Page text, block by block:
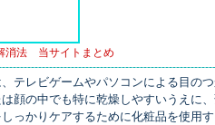
消法 当サイトまとめ
テレビゲームやパソコンによる目の
顔の中でも特に乾燥しやすいうえに
っかりケアするために化粧品を使用